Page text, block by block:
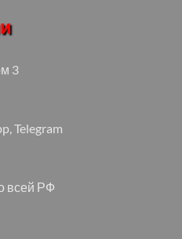
3
Telegram
всей РФ